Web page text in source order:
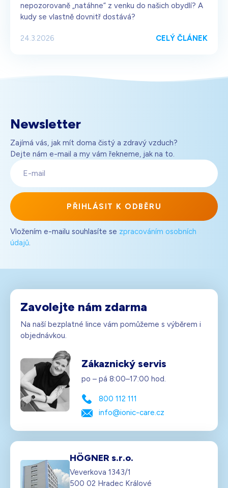
nepozorovaně „natáhne“ z venku do našich obydlí? A
kudy se vlastně dovnitř dostává?
24.3.2026 CELÝ ČLÁNEK
Newsletter
Zajímá vás, jak mít doma čistý a zdravý vzduch?
Dejte nám e-mail a my vám řekneme, jak na to.
PŘIHLÁSIT K ODBĚRU
Vložením e-mailu souhlasíte se zpracováním osobních
údajů
Zavolejte nám zdarma
Na naší bezplatné lince vám pomůžeme s výběrem i
objednávkou.
Zákaznický servis
po – pá 8:00–17:00 hod.
800 112 111
info@ionic-care.cz
HÖGNER s.r.o.
Veverkova 1343/1
500 02 Hradec Králové